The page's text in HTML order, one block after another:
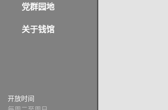
党群园地
关于钱馆
开放时间